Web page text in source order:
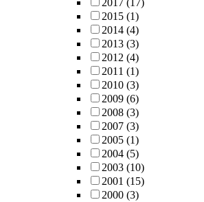
2017 (17)
2015 (1)
2014 (4)
2013 (3)
2012 (4)
2011 (1)
2010 (3)
2009 (6)
2008 (3)
2007 (3)
2005 (1)
2004 (5)
2003 (10)
2001 (15)
2000 (3)